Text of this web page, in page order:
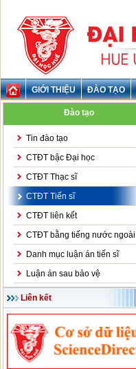
GIỚI THIỆU ĐÀO TẠO
Đào tạo
Tin đào tạo
CTĐT bậc Đại học
CTĐT Thạc sĩ
CTĐT Tiến sĩ
CTĐT liên kết
CTĐT bằng tiếng nước ngoài
Danh mục luận án tiến sĩ
Luận án sau bảo vệ
Liên kết